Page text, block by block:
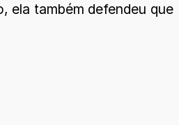
ela também defendeu que